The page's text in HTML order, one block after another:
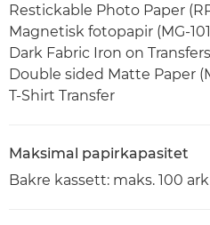
Restickable Photo Paper
Magnetisk fotopapir (MG-
Dark Fabric Iron on Transfers
Double sided Matte Paper
T-Shirt Transfer
Maksimal papirkapasitet
Bakre kassett: maks. 100